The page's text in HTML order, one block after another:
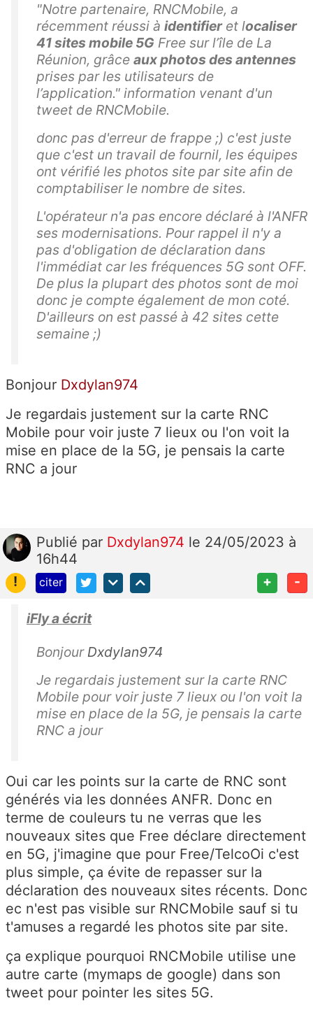
"Notre partenaire, RNCMobile, a
récemment réussi à identifieret localiser
41 sites mobile 5G Free sur l’île de La
Réunion, grâce aux photos des antennes
prises par les utilisateurs de
l’application." information venant d'un
tweet de RNCMobile.
donc pas d'erreur de frappe ;) c'est juste
que c'est un travail de fournil, les équipes
ont vérifié les photos site par site afin de
comptabiliser le nombre de sites.
L'opérateur n'a pas encore déclaré à l'ANFR
ses modernisations. Pour rappel il n'y a
pas d'obligation de déclaration dans
l'immédiat car les fréquences 5G sont OFF.
De plus la plupart des photos sont de moi
donc je compte également de mon coté.
D'ailleurs on est passé à 42 sites cette
semaine ;)
Bonjour Dxdylan974
Je regardais justement sur la carte RNC
Mobile pour voir juste 7 lieux ou l'on voit la
mise en place de la 5G, je pensais la carte
RNC a jour
Publié par Dxdylan974 le 24/05/2023 à
16h44
!
citer + -
iFly a écrit
Bonjour Dxdylan974
Je regardais justement sur la carte RNC
Mobile pour voir juste 7 lieux ou l'on voit la
mise en place de la 5G, je pensais la carte
RNC a jour
Oui car les points sur la carte de RNC sont
générés via les données ANFR. Donc en
terme de couleurs tu ne verras que les
nouveaux sites que Free déclare directement
en 5G, j'imagine que pour Free/TelcoOi c'est
plus simple, ça évite de repasser sur la
déclaration des nouveaux sites récents. Donc
ec n'est pas visible sur RNCMobile sauf si tu
t'amuses a regardé les photos site par site.
ça explique pourquoi RNCMobile utilise une
autre carte (mymaps de google) dans son
tweet pour pointer les sites 5G.